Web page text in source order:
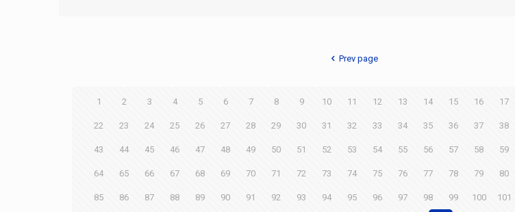
Prev page
1 2 3 4 5 6 7 8 9 10 11 12 13 14 15 16 17
22 23 24 25 26 27 28 29 30 31 32 33 34 35 36 37 38
43 44 45 46 47 48 49 50 51 52 53 54 55 56 57 58 59
64 65 66 67 68 69 70 71 72 73 74 75 76 77 78 79 80
85 86 87 88 89 90 91 92 93 94 95 96 97 98 99 100 101